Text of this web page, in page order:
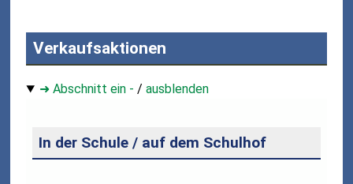
Verkaufsaktionen
➜ Abschnitt ein - /ausblenden
In der Schule / auf dem Schulhof